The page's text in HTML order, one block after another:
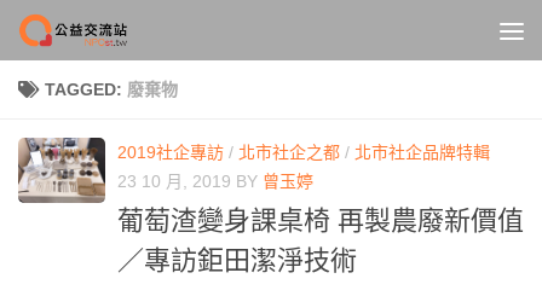
Skip to content
TAGGED: 廢棄物
2019社企專訪 / 北市社企之都 / 北市社企品牌特輯
23 10 月, 2019 BY 曾玉婷
葡萄渣變身課桌椅 再製農廢新價值
／專訪鉅田潔淨技術